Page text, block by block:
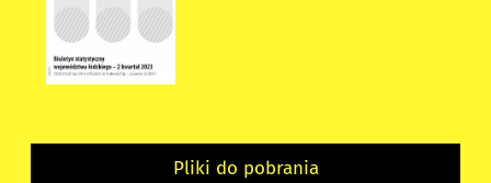
Pliki do pobrania